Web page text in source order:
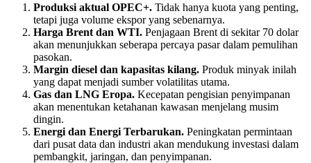
Produksi aktual OPEC+. Tidak hanya kuota yang penting,
tetapi juga volume ekspor yang sebenarnya.
Harga Brent dan WTI. Penjagaan Brent di sekitar 70 dolar
akan menunjukkan seberapa percaya pasar dalam pemulihan
pasokan.
Margin diesel dan kapasitas kilang. Produk minyak inilah
yang dapat menjadi sumber volatilitas utama.
Gas dan LNG Eropa. Kecepatan pengisian penyimpanan
akan menentukan ketahanan kawasan menjelang musim
dingin.
Energi dan Energi Terbarukan. Peningkatan permintaan
dari pusat data dan industri akan mendukung investasi dalam
pembangkit, jaringan, dan penyimpanan.